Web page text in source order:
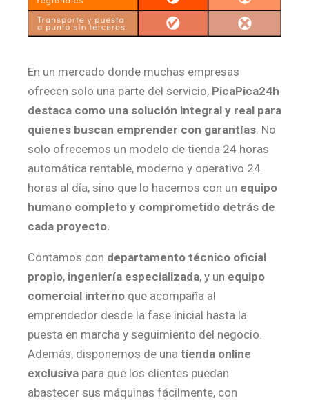
En un mercado donde muchas empresas
ofrecen solo una parte del servicio, PicaPica24h
destaca como una solución integral y real para
quienes buscan emprender con garantías . No
solo ofrecemos un modelo de tienda 24 horas
automática rentable, moderno y operativo 24
horas al día, sino que lo hacemos con un equipo
humano completo y comprometido detrás de
cada proyecto.
Contamos con departamento técnico oficial
propio, ingeniería especializada, y un equipo
comercial interno que acompaña al
emprendedor desde la fase inicial hasta la
puesta en marcha y seguimiento del negocio.
Además, disponemos de una tienda online
exclusiva para que los clientes puedan
abastecer sus máquinas fácilmente, con